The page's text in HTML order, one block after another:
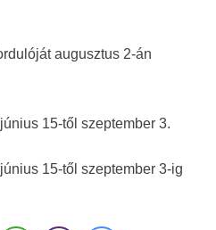
augusztus 2-án
15-től szeptember 3.
15-től szeptember 3-ig